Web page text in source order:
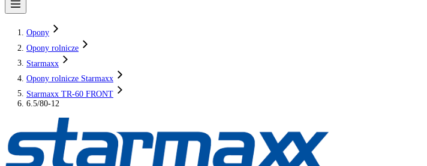
Opony
O nasFAQKontakt
Opony
Opony rolnicze
Starmaxx
Opony rolnicze Starmaxx
Starmaxx TR-60 FRONT
6.5/80-12